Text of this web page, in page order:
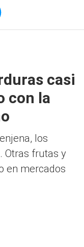
casi
con la
los
Otras frutas y
en mercados